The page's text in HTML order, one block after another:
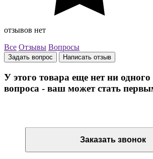
отзывов нет
Все Отзывы Вопросы
Задать вопрос Написать отзыв
У этого товара еще нет ни
вопроса - ваш может стать
Заказать звонок